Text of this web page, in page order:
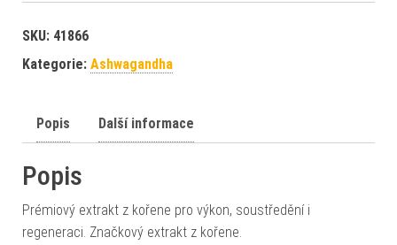
SKU: 41866
Kategorie: Ashwagandha
Popis Další informace
Popis
Prémiový extrakt z kořene pro výkon, soustředění i
regeneraci. Značkový extrakt z kořene.